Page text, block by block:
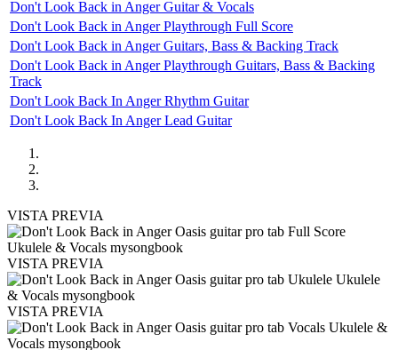
Don't Look Back in Anger Guitar & Vocals
Don't Look Back in Anger Playthrough Full Score
Don't Look Back in Anger Guitars, Bass & Backing Track
Don't Look Back in Anger Playthrough Guitars, Bass & Backing
Track
Don't Look Back In Anger Rhythm Guitar
Don't Look Back In Anger Lead Guitar
VISTA PREVIA
VISTA PREVIA
VISTA PREVIA